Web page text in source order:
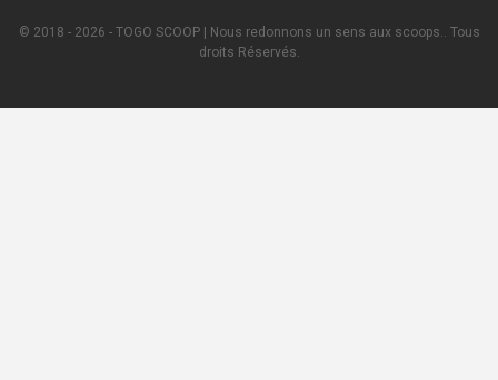
© 2018 - 2026 - TOGO SCOOP | Nous redonnons un sens aux scoops.. Tous
droits Réservés.